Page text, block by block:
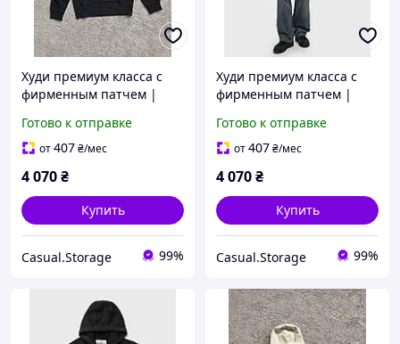
Худи премиум класса с
фирменным патчем |
Готово к отправке
от407₴/мес
4 070₴
Купить
Casual.Storage 99%
Худи премиум класса с
фирменным патчем |
Готово к отправке
от407₴/мес
4 070₴
Купить
Casual.Storage 99%